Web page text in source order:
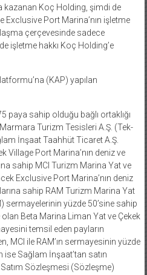
kazanan Koç Holding, şimdi de
Exclusive Port Marina’nın işletme
çerçevesinde sadece
işletme hakkı Koç Holding’e
(KAP) yapılan
paya sahip olduğu bağlı ortaklığı
Turizm Tesisleri A.Ş. (Tek-
İnşaat Taahhüt Ticaret A.Ş.
Village Port Marina’nın deniz ve
sahip MCI Turizm Marina Yat ve
Exclusive Port Marina’nın deniz
sahip RAM Turizm Marina Yat
sermayelerinin yüzde 50’sine sahip
Beta Marina Liman Yat ve Çekek
temsil eden payların
MCI ile RAM’ın sermayesinin yüzde
ise Sağlam İnşaat’tan satın
Sözleşmesi (Sözleşme)